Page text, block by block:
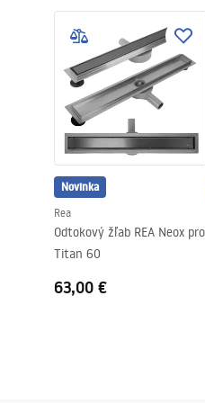
Typ krytu
Przepustowość
Powłoka
Záruka
LINEAR-3.pdf
Novinka
Rea
Odtokový žľab REA Neox pro
Titan 60
63,00 €